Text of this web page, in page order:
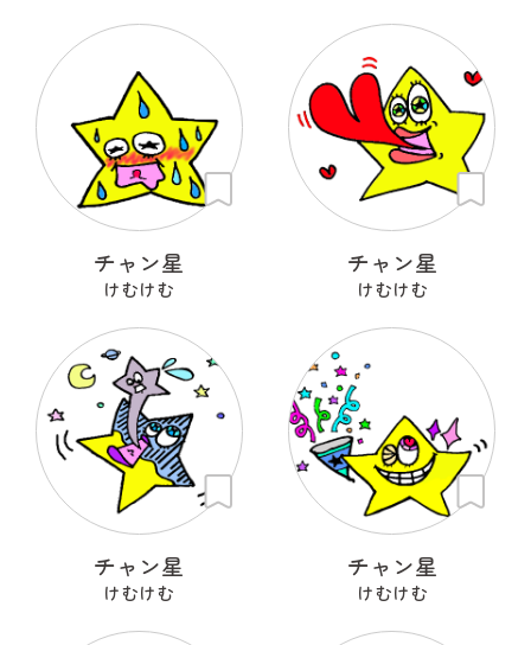
チャン星
けむけむ
チャン星
けむけむ
チャン星
けむけむ
チャン星
けむけむ